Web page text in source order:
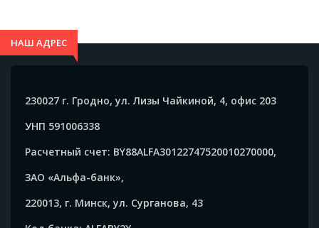
НАШ АДРЕС
230027 г. Гродно, ул. Лизы Чайкиной, 4, офис 203
УНП 591006338
Расчетный счет: BY88ALFA30122747520010270000,
ЗАО «Альфа-банк»,
220013, г. Минск, ул. Сурганова, 43